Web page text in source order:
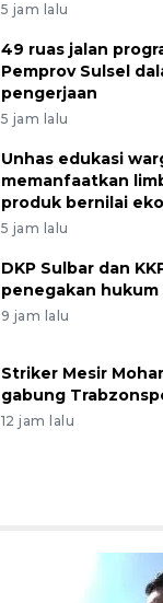
5 jam lalu
49 ruas jalan
Pemprov Sulsel
pengerjaan
5 jam lalu
Unhas edukasi
memanfaatkan
produk bernilai
5 jam lalu
DKP Sulbar dan
penegakan
9 jam lalu
Striker Mesir
gabung
12 jam lalu